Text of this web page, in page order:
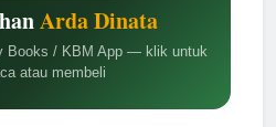
Arda Dinata
Books / KBM App — klik untuk
atau membeli